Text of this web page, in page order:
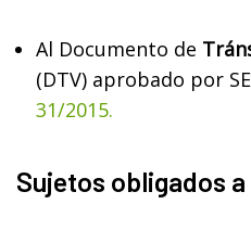
Al Documento de
(DTV) aprobado por
31/2015.
Sujetos obligados